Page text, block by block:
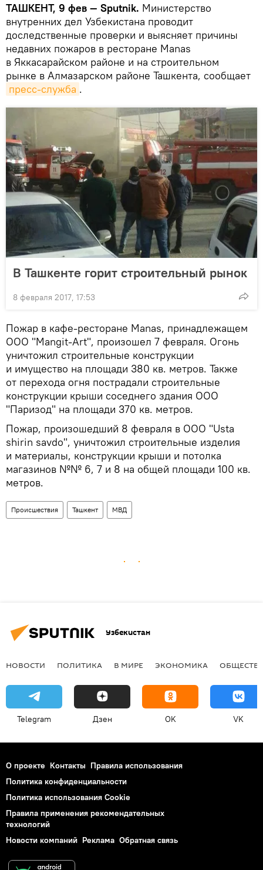
ТАШКЕНТ, 9 фев — Sputnik. Министерство
внутренних дел Узбекистана проводит
доследственные проверки и выясняет причины
недавних пожаров в ресторане Manas
в Яккасарайском районе и на строительном
рынке в Алмазарском районе Ташкента, сообщает
пресс-служба .
В Ташкенте горит строительный рынок
8 февраля 2017, 17:53
Пожар в кафе-ресторане Manas, принадлежащем
ООО "Mangit-Art", произошел 7 февраля. Огонь
уничтожил строительные конструкции
и имущество на площади 380 кв. метров. Также
от перехода огня пострадали строительные
конструкции крыши соседнего здания ООО
"Паризод" на площади 370 кв. метров.
Пожар, произошедший 8 февраля в ООО "Usta
shirin savdo", уничтожил строительные изделия
и материалы, конструкции крыши и потолка
магазинов №№ 6, 7 и 8 на общей площади 100 кв.
метров.
Происшествия Ташкент МВД
Узбекистан
НОВОСТИ ПОЛИТИКА В МИРЕ ЭКОНОМИКА
Telegram Дзен OK VK
О проекте Контакты Правила использования
Политика конфиденциальности
Политика использования Cookie
Правила применения рекомендательных
технологий
Новости компаний Реклама Обратная связь